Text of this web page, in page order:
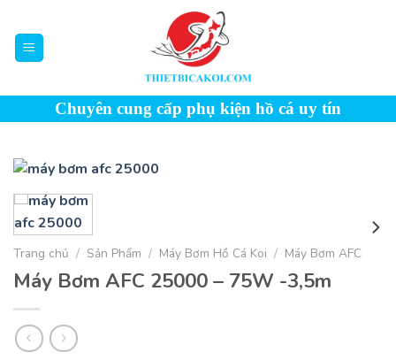
content
Chuyên cung cấp phụ kiện hồ cá uy tín
Trang chủ / Sản Phẩm / Máy Bơm Hồ Cá Koi / Máy Bơm AFC
Máy Bơm AFC 25000 – 75W -3,5m